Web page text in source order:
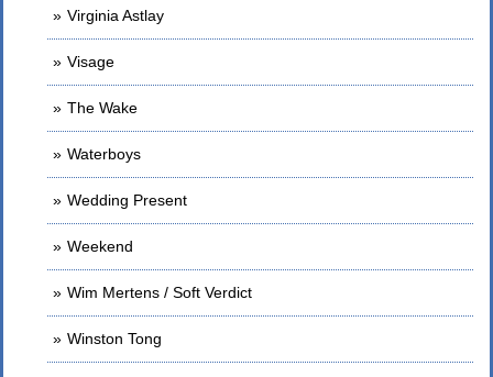
Virginia Astlay
Visage
The Wake
Waterboys
Wedding Present
Weekend
Wim Mertens / Soft Verdict
Winston Tong